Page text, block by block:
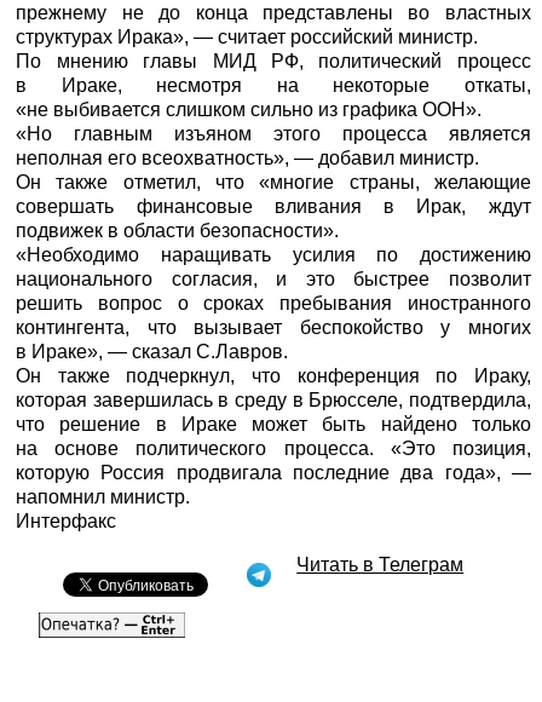
прежнему не до конца представлены во властных
структурах Ирака», — считает российский министр.
По мнению главы МИД РФ, политический процесс
в Ираке, несмотря на некоторые откаты,
«не выбивается слишком сильно из графика ООН».
«Но главным изъяном этого процесса является
неполная его всеохватность», — добавил министр.
Он также отметил, что «многие страны, желающие
совершать финансовые вливания в Ирак, ждут
подвижек в области безопасности».
«Необходимо наращивать усилия по достижению
национального согласия, и это быстрее позволит
решить вопрос о сроках пребывания иностранного
контингента, что вызывает беспокойство у многих
в Ираке», — сказал С.Лавров.
Он также подчеркнул, что конференция по Ираку,
которая завершилась в среду в Брюсселе, подтвердила,
что решение в Ираке может быть найдено только
на основе политического процесса. «Это позиция,
которую Россия продвигала последние два года», —
напомнил министр.
Интерфакс
Читать в Телеграм